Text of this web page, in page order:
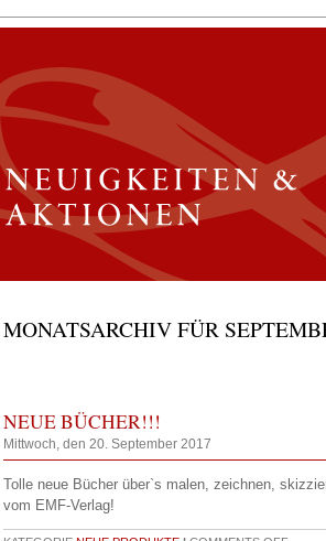
MONATSARCHIV FÜR
NEUE BÜCHER!!!
Mittwoch, den 20. September 2017
Tolle neue Bücher über`s malen, zeichnen,
vom EMF-Verlag!